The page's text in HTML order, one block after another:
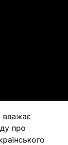
вважає
про